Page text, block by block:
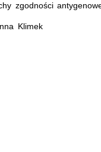
zgodności
Klimek